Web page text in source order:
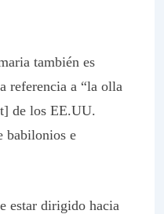
también es
referencia a “la olla
de los EE.UU.
babilonios e
estar dirigido hacia